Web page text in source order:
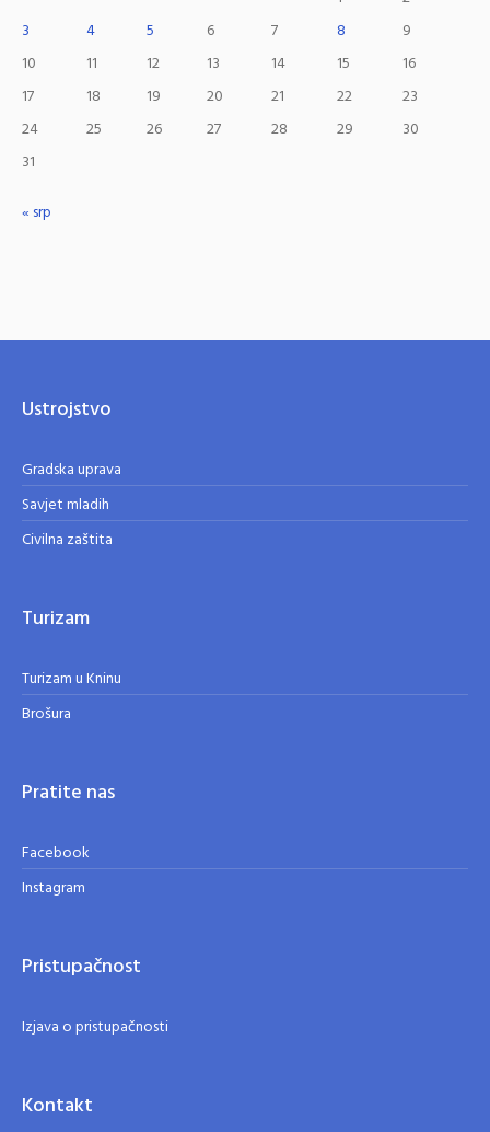
3
4 5 6 7 8
9
10
11 12 13 14 15
16
17
18 19 20 21 22
23
24
25 26 27 28 29
30
31
« srp
Ustrojstvo
Gradska uprava
Savjet mladih
Civilna zaštita
Turizam
Turizam u Kninu
Brošura
Pratite nas
Facebook
Instagram
Pristupačnost
Izjava o pristupačnosti
Kontakt